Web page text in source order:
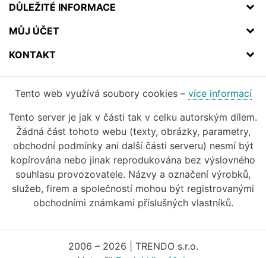
DŮLEŽITÉ INFORMACE
MŮJ ÚČET
KONTAKT
Tento web využívá soubory cookies – více informací
Tento server je jak v části tak v celku autorským dílem.
Žádná část tohoto webu (texty, obrázky, parametry,
obchodní podmínky ani další části serveru) nesmí být
kopírována nebo jinak reprodukována bez výslovného
souhlasu provozovatele. Názvy a označení výrobků,
služeb, firem a společností mohou být registrovanými
obchodními známkami příslušných vlastníků.
2006 – 2026 | TRENDO s.r.o.